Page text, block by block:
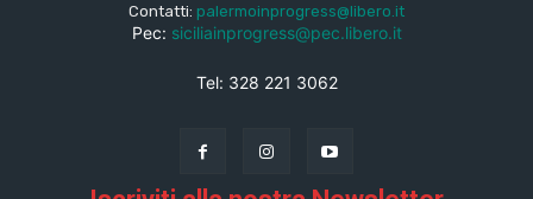
Contatti: palermoinprogress@libero.it
Pec: siciliainprogress@pec.libero.it
Tel: 328 221 3062